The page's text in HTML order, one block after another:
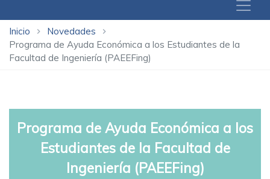
Inicio chevron_right Novedades chevron_right
Programa de Ayuda Económica a los Estudiantes de la
Facultad de Ingeniería (PAEEFing)
Programa de Ayuda Económica a los
Estudiantes de la Facultad de
Ingeniería (PAEEFing)